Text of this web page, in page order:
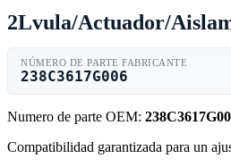
2Lvula/Actuador/
NÚMERO DE PARTE FABRICANTE
238C3617G006
Numero de parte OEM:
Compatibilidad garantizada para un